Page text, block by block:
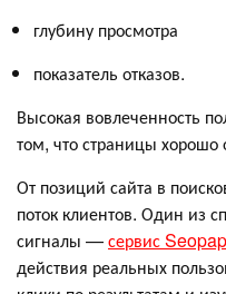
глубину просмотра
показатель отказов.
Высокая вовлеченность
том, что страницы хорошо
От позиций сайта в
поток клиентов. Один из
сигналы —сервис
действия реальных